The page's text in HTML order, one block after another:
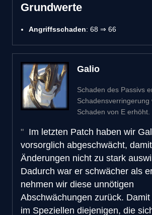
Grundwerte
Angriffsschaden: 68 ⇒ 66
Galio
Schaden des Passivs
Schadensverringerung
Schaden von E erhöht.
Im letzten Patch haben wir
vorsorglich abgeschwächt,
Änderungen nicht zu stark
Dadurch war er schwächer als
nehmen wir diese unnötigen
Abschwächungen zurück.
im Speziellen diejenigen, die